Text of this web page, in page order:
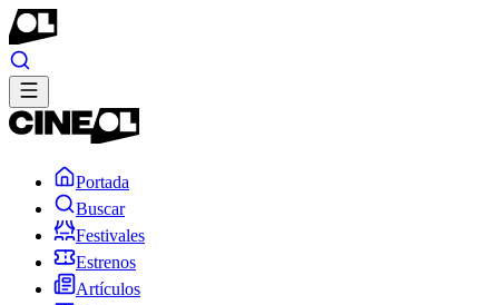
Portada
Buscar
Festivales
Estrenos
Artículos